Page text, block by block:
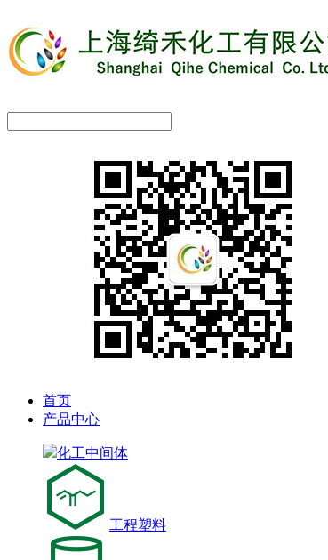
首页
产品中心
化工中间体
工程塑料